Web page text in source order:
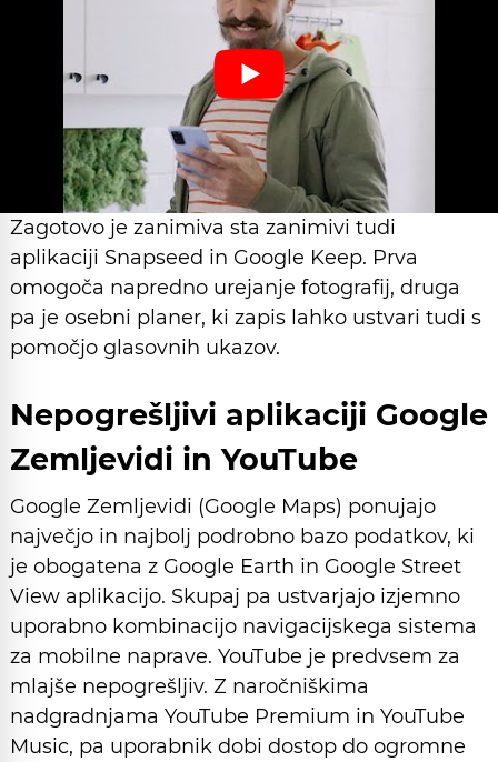
Zagotovo je zanimiva sta zanimivi tudi
aplikaciji Snapseed in Google Keep. Prva
omogoča napredno urejanje fotografij, druga
pa je osebni planer, ki zapis lahko ustvari tudi s
pomočjo glasovnih ukazov.
Nepogrešljivi aplikaciji Google
Zemljevidi in YouTube
Google Zemljevidi (Google Maps) ponujajo
največjo in najbolj podrobno bazo podatkov, ki
je obogatena z Google Earth in Google Street
View aplikacijo. Skupaj pa ustvarjajo izjemno
uporabno kombinacijo navigacijskega sistema
za mobilne naprave. YouTube je predvsem za
mlajše nepogrešljiv. Z naročniškima
nadgradnjama YouTube Premium in YouTube
Music, pa uporabnik dobi dostop do ogromne